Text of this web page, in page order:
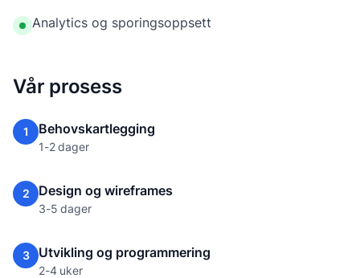
Analytics og sporingsoppsett
Vår prosess
1 Behovskartlegging
1-2 dager
2 Design og wireframes
3-5 dager
3 Utvikling og programmering
2-4 uker